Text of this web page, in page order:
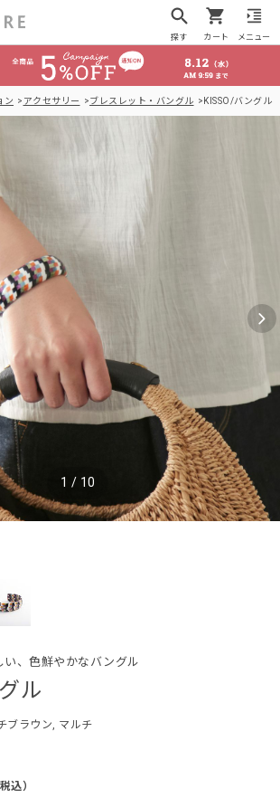
探す カート メニュー
ン アクセサリー ブレスレット・バングル KISSO/バングル
ル
、色鮮やかなバングル
ブラウン, マルチ
込）
1 / 10